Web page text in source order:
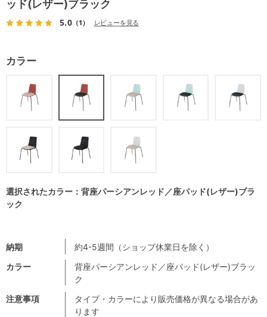
ッド(レザー)ブラック
5.0（1） レビューを見る
注意事項
タイプ・カラーにより販売価格が異なる場合があ
ります
納期
約4-5週間（ショップ休業日を除く）
カラー
背座パーシアンレッド／座パッド(レザー)ブラッ
ク
カラー
選択されたカラー：背座パーシアンレッド／座パッド(レザー)ブラ
ック